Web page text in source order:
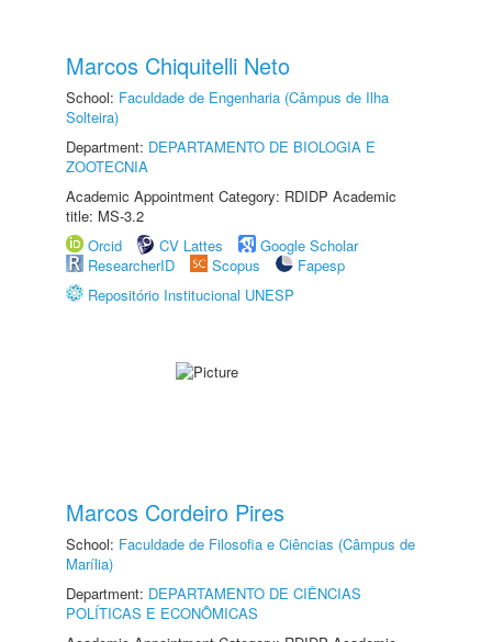
Marcos Chiquitelli Neto
School: Faculdade de Engenharia (Câmpus de Ilha
Solteira)
Department: DEPARTAMENTO DE BIOLOGIA E
ZOOTECNIA
Academic Appointment Category: RDIDP Academic
title: MS-3.2
Orcid
CV Lattes
Google Scholar
ResearcherID
Scopus
Fapesp
Repositório Institucional UNESP
Marcos Cordeiro Pires
School: Faculdade de Filosofia e Ciências (Câmpus de
Marília)
Department: DEPARTAMENTO DE CIÊNCIAS
POLÍTICAS E ECONÔMICAS